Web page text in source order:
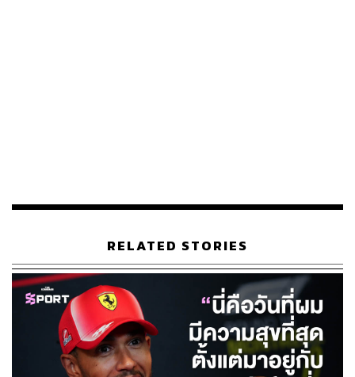
RELATED STORIES